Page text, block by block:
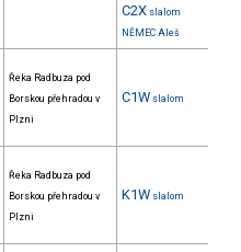
C2X slalom
NĚMEC Aleš
Řeka Radbuza pod
Borskou přehradou v
Plzni
C1W slalom
Řeka Radbuza pod
Borskou přehradou v
Plzni
K1W slalom